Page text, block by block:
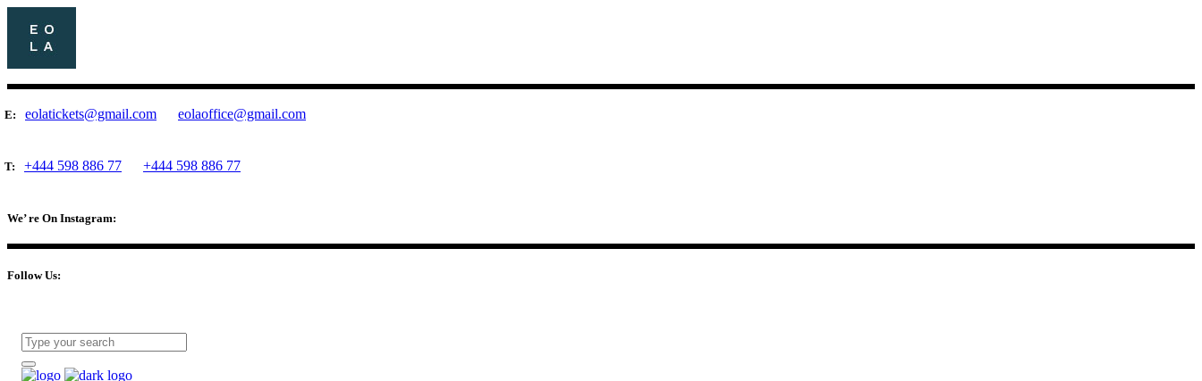
E: eolatickets@gmail.com eolaoffice@gmail.com
T: +444 598 886 77 +444 598 886 77
We’ re On Instagram:
Follow Us: